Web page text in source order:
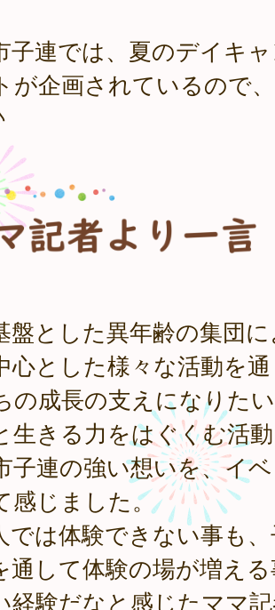
子連では、夏のデイキ
が企画されているので
盤とした異年齢の集団
心とした様々な活動を
の成長の支えになりた
生きる力をはぐくむ活
子連の強い想いを、イ
感じました。
では体験できない事も
通して体験の場が増え
経験だなと感じたママ